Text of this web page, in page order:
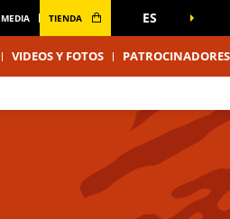
MEDIA TIENDA ES
VIDEOS Y FOTOS PATROCINADORES